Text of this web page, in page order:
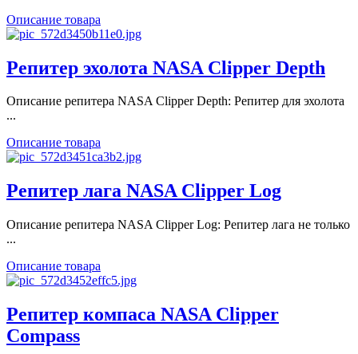
Описание товара
Репитер эхолота NASA Clipper Depth
Описание репитера NASA Clipper Depth: Репитер для эхолота
...
Описание товара
Репитер лага NASA Clipper Log
Описание репитера NASA Clipper Log: Репитер лага не только
...
Описание товара
Репитер компаса NASA Clipper
Compass